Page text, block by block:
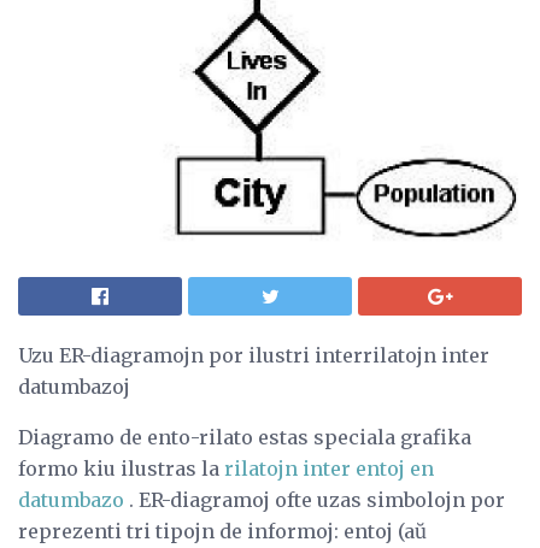
Uzu ER-diagramojn por ilustri interrilatojn inter
datumbazoj
Diagramo de ento-rilato estas speciala grafika
formo kiu ilustras la rilatojn inter entoj en
datumbazo . ER-diagramoj ofte uzas simbolojn por
reprezenti tri tipojn de informoj: entoj (aŭ